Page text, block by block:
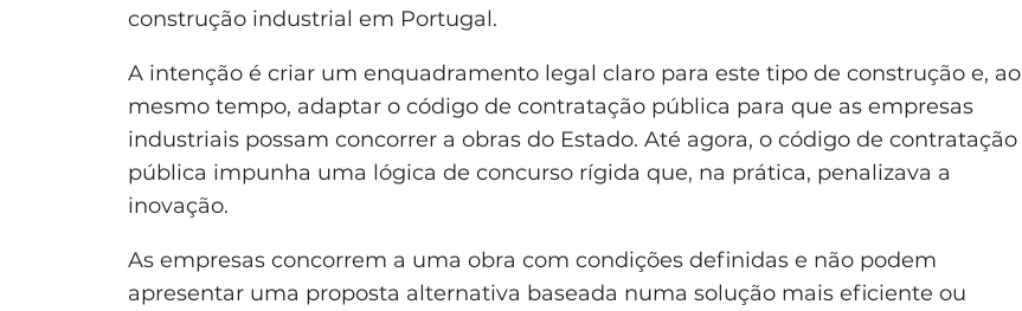
construção industrial em Portugal.
A intenção é criar um enquadramento legal claro para este tipo de construção e, ao
mesmo tempo, adaptar o código de contratação pública para que as empresas
industriais possam concorrer a obras do Estado. Até agora, o código de contratação
pública impunha uma lógica de concurso rígida que, na prática, penalizava a
inovação.
As empresas concorrem a uma obra com condições definidas e não podem
apresentar uma proposta alternativa baseada numa solução mais eficiente ou